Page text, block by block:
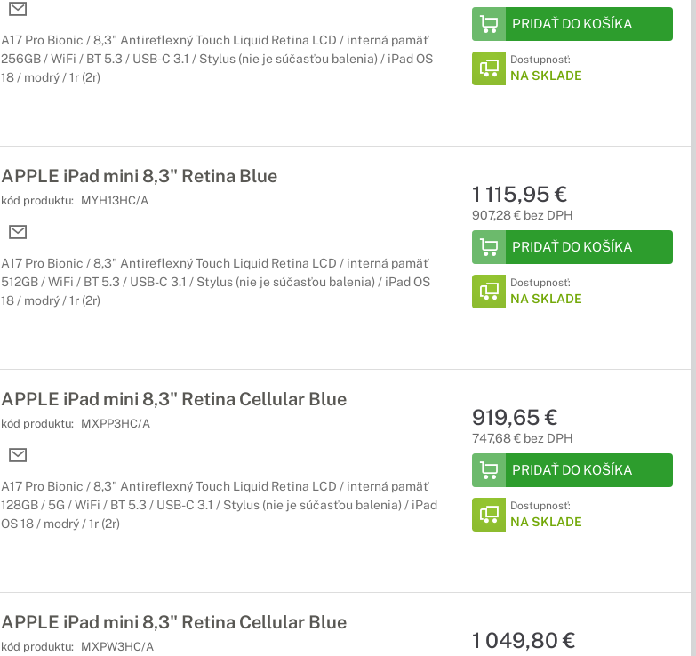
A17 Pro Bionic / 8,3" Antireflexný Touch Liquid Retina LCD / interná pamäť
256GB / WiFi / BT 5.3 / USB-C 3.1 / Stylus (nie je súčasťou balenia) / iPad OS
18 / modrý / 1r (2r)
PRIDAŤ DO KOŠÍKA
Dostupnosť:
NA SKLADE
APPLE iPad mini 8,3" Retina Blue
kód produktu: MYH13HC/A
A17 Pro Bionic / 8,3" Antireflexný Touch Liquid Retina LCD / interná pamäť
512GB / WiFi / BT 5.3 / USB-C 3.1 / Stylus (nie je súčasťou balenia) / iPad OS
18 / modrý / 1r (2r)
1 115,95 €
907,28 € bez DPH
PRIDAŤ DO KOŠÍKA
Dostupnosť:
NA SKLADE
APPLE iPad mini 8,3" Retina Cellular Blue
kód produktu: MXPP3HC/A
A17 Pro Bionic / 8,3" Antireflexný Touch Liquid Retina LCD / interná pamäť
128GB / 5G / WiFi / BT 5.3 / USB-C 3.1 / Stylus (nie je súčasťou balenia) / iPad
OS 18 / modrý / 1r (2r)
919,65 €
747,68 € bez DPH
PRIDAŤ DO KOŠÍKA
Dostupnosť:
NA SKLADE
APPLE iPad mini 8,3" Retina Cellular Blue
kód produktu: MXPW3HC/A 1 049,80 €